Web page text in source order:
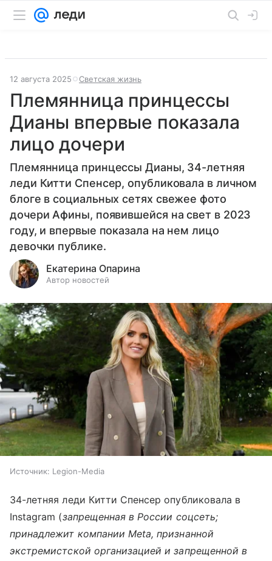
12 августа 2025 Светская жизнь
Племянница принцессы
Дианы впервые показала
лицо дочери
Племянница принцессы Дианы, 34-летняя
леди Китти Спенсер, опубликовала в личном
блоге в социальных сетях свежее фото
дочери Афины, появившейся на свет в 2023
году, и впервые показала на нем лицо
девочки публике.
Екатерина Опарина
Автор новостей
Источник: Legion-Media
34-летняя леди Китти Спенсер опубликовала в
Instagram (запрещенная в России соцсеть;
принадлежит компании Meta, признанной
экстремистской организацией и запрещенной в